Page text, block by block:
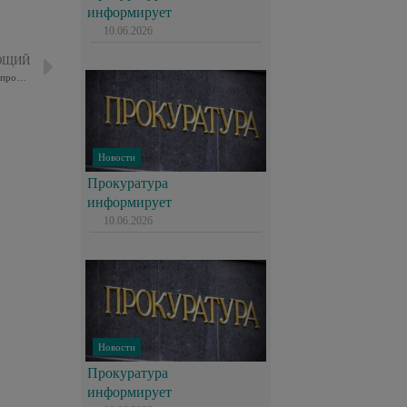
информирует
10.06.2026
Новости
Прокуратура
информирует
10.06.2026
Новости
Прокуратура
информирует